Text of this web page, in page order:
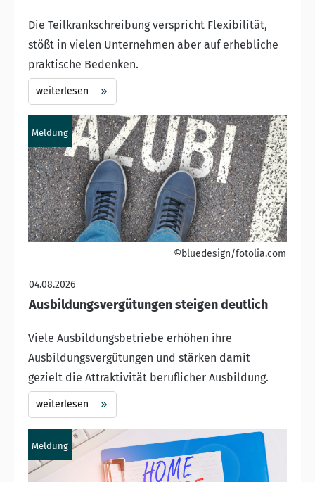
Die Teilkrankschreibung verspricht Flexibilität,
stößt in vielen Unternehmen aber auf erhebliche
praktische Bedenken.
weiterlesen
Meldung
©bluedesign/fotolia.com
04.08.2026
Ausbildungsvergütungen steigen deutlich
Viele Ausbildungsbetriebe erhöhen ihre
Ausbildungsvergütungen und stärken damit
gezielt die Attraktivität beruflicher Ausbildung.
weiterlesen
Meldung